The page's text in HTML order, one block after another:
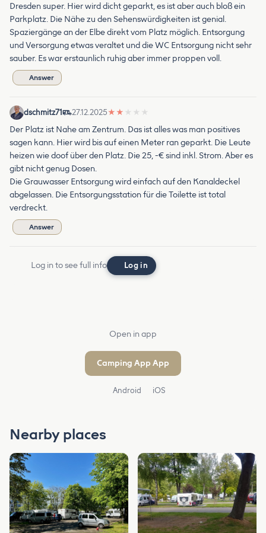
Dresden super. Hier wird dicht geparkt, es ist aber auch bloß ein
Parkplatz. Die Nähe zu den Sehenswürdigkeiten ist genial.
Spaziergänge an der Elbe direkt vom Platz möglich. Entsorgung
und Versorgung etwas veraltet und die WC Entsorgung nicht sehr
sauber. Es war erstaunlich ruhig aber immer proppen voll.
Answer
dschmitz71 27.12.2025★ ★ ★ ★ ★
Der Platz ist Nahe am Zentrum. Das ist alles was man positives
sagen kann. Hier wird bis auf einen Meter ran geparkt. Die Leute
heizen wie doof über den Platz. Die 25, -€ sind inkl. Strom. Aber es
gibt nicht genug Dosen.
Die Grauwasser Entsorgung wird einfach auf den Kanaldeckel
abgelassen. Die Entsorgungsstation für die Toilette ist total
verdreckt.
Answer
Log in to see full info Log in
Open in app
Camping App App
Android iOS
Nearby places